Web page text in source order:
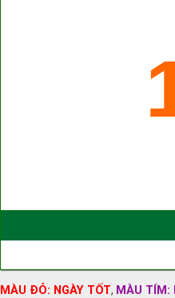
MÀU ĐỎ: NGÀY TỐT, MÀU TÍM: